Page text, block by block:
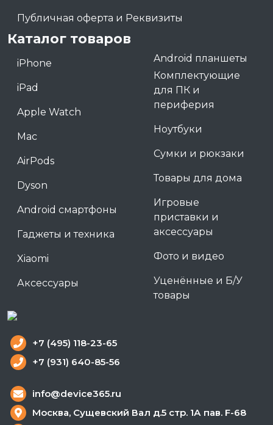
Публичная оферта и Реквизиты
Каталог товаров
iPhone
iPad
Apple Watch
Mac
AirPods
Dyson
Android смартфоны
Гаджеты и техника
Xiaomi
Аксессуары
Android планшеты
Комплектующие
для ПК и
периферия
Ноутбуки
Сумки и рюкзаки
Товары для дома
Игровые
приставки и
аксессуары
Фото и видео
Уценённые и Б/У
товары
+7 (495) 118-23-65
+7 (931) 640-85-56
info@device365.ru
Москва, Сущевский Вал д.5 стр. 1А пав. F-68